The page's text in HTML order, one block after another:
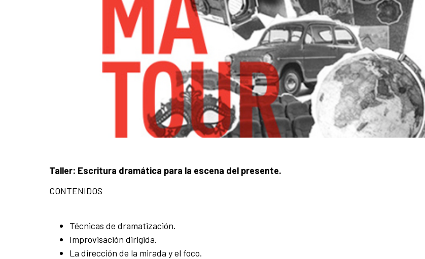
Taller: Escritura dramática para la escena del presente.
CONTENIDOS
Técnicas de dramatización.
Improvisación dirigida.
La dirección de la mirada y el foco.